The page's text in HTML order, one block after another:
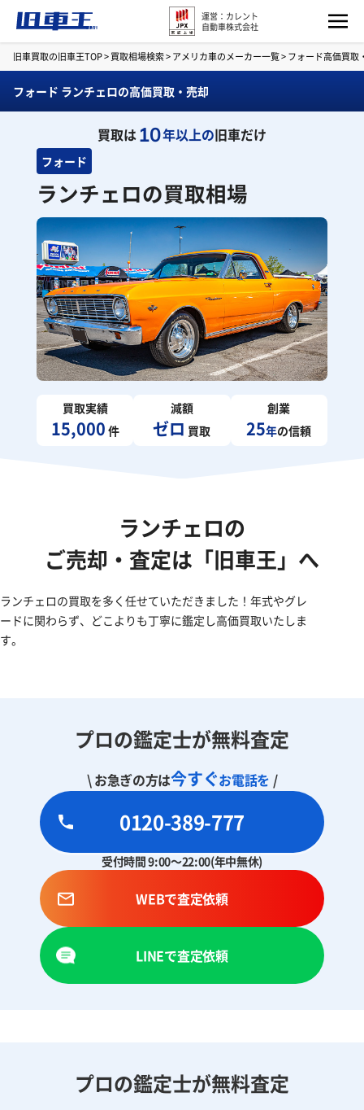
運営：カレント
自動車株式会社
旧車買取の旧車王TOP>買取相場検索>アメリカ車のメーカー一覧>フォード高価買取
フォード ランチェロの高価買取・売却
買取は10年以上の旧車だけ
フォード
ランチェロの買取相場
買取実績
15,000 件
減額
ゼロ 買取
創業
25年の信頼
ランチェロの
ご売却・査定は「旧車王」へ
ランチェロの買取を多く任せていただきました！年式やグレ
ードに関わらず、どこよりも丁寧に鑑定し高価買取いたしま
す。
プロの鑑定士が無料査定
\ お急ぎの方は今すぐお電話を /
0120-389-777
受付時間 9:00～22:00(年中無休)
WEBで査定依頼
LINEで査定依頼
プロの鑑定士が無料査定